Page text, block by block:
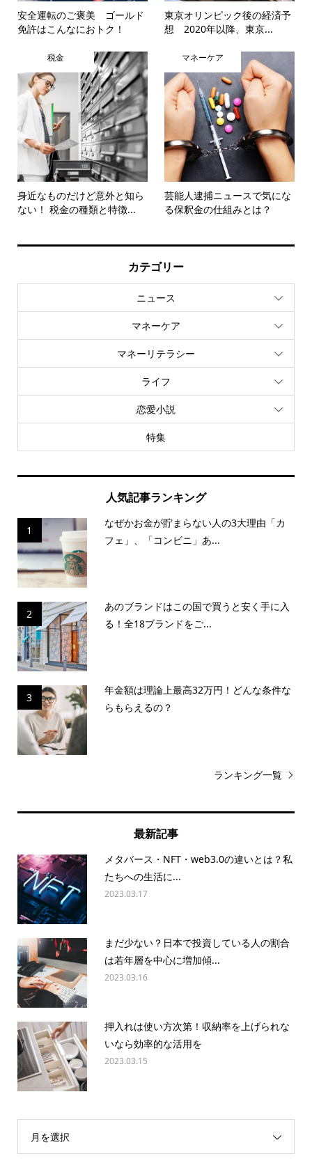
安全運転のご褒美 ゴールド
免許はこんなにおトク！
東京オリンピック後の経済予
想 2020年以降、東京...
税金
身近なものだけど意外と知ら
ない！ 税金の種類と特徴...
マネーケア
芸能人逮捕ニュースで気にな
る保釈金の仕組みとは？
カテゴリー
ニュース
マネーケア
マネーリテラシー
ライフ
恋愛小説
特集
人気記事ランキング
1
なぜかお金が貯まらない人の3大理由「カ
フェ」、「コンビニ」あ...
2
あのブランドはこの国で買うと安く手に入
る！全18ブランドをご...
3
年金額は理論上最高32万円！どんな条件な
らもらえるの？
ランキング一覧
最新記事
メタバース・NFT・web3.0の違いとは？私
たちへの生活に...
2023.03.17
まだ少ない？日本で投資している人の割合
は若年層を中心に増加傾...
2023.03.16
押入れは使い方次第！収納率を上げられな
いなら効率的な活用を
2023.03.15
月を選択